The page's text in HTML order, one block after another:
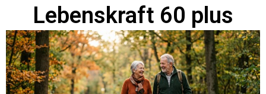
Lebenskraft 60 plus